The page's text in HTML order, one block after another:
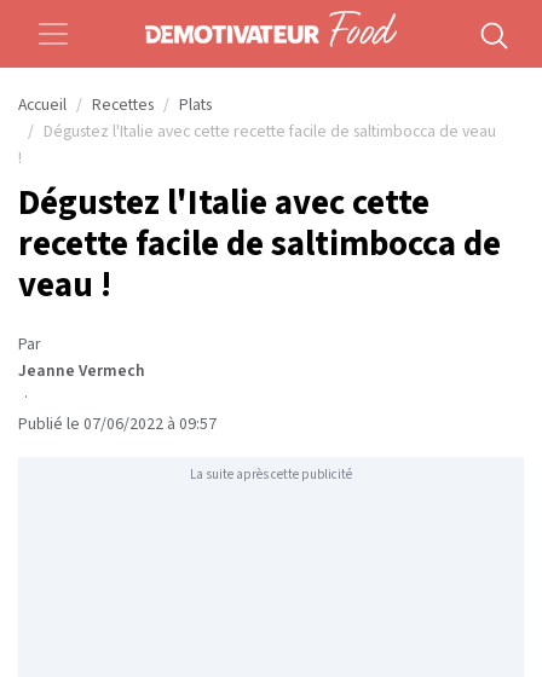
Accueil Recettes
Plats
Dégustez l'Italie avec cette recette facile de saltimbocca de veau
!
Dégustez l'Italie avec cette
recette facile de saltimbocca de
veau !
Par
Jeanne Vermech
·
Publié le 07/06/2022 à 09:57
La suite après cette publicité